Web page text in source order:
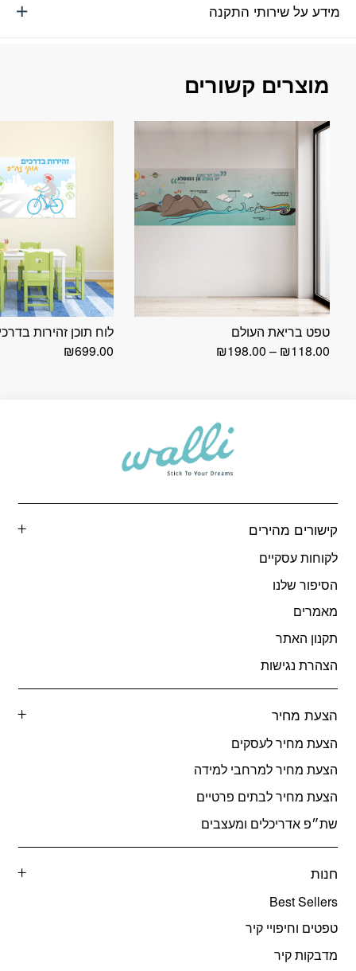
מידע על שירותי התקנה
מוצרים קשורים
טפט בריאת העולם
₪118.00
–
₪198.00
לוח תוכן זהירות
₪699.00
קישורים מהירים
לקוחות עסקיים
הסיפור שלנו
מאמרים
תקנון האתר
הצהרת נגישות
הצעת מחיר
הצעת מחיר לעסקים
הצעת מחיר למרחבי למידה
הצעת מחיר לבתים פרטיים
שת״פ אדריכלים ומעצבים
חנות
Best Sellers
טפטים וחיפויי קיר
מדבקות קיר